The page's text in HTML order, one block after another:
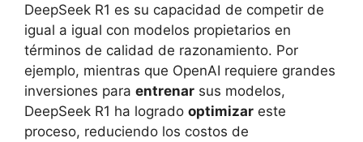
DeepSeek R1 es su capacidad de competir de
igual a igual con modelos propietarios en
términos de calidad de razonamiento. Por
ejemplo, mientras que OpenAI requiere grandes
inversiones para entrenar sus modelos,
DeepSeek R1 ha logrado optimizar este
proceso, reduciendo los costos de